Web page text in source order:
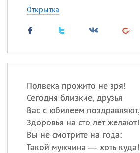
Открытка
Полвека прожито не зря!
Сегодня близкие, друзья
Вас с юбилеем поздравляют,
Здоровья на сто лет желают!
Вы не смотрите на года:
Такой мужчина — хоть куда!